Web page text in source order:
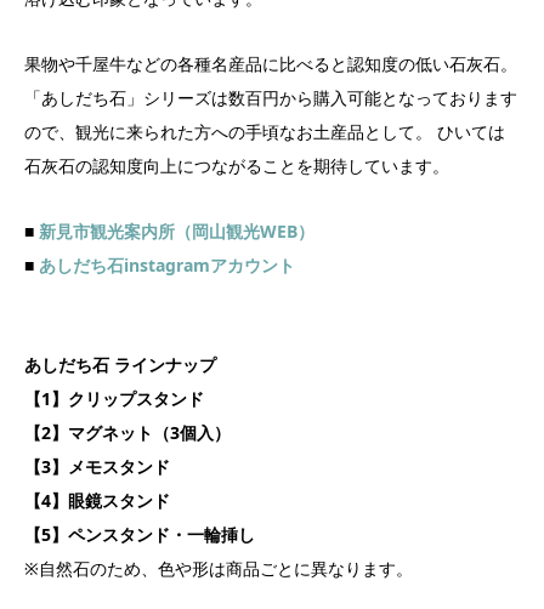
果物や千屋牛などの各種名産品に比べると認知度の低い石灰石。
「あしだち石」シリーズは数百円から購入可能となっております
ので、観光に来られた方への手頃なお土産品として。 ひいては
石灰石の認知度向上につながることを期待しています。
■ 新見市観光案内所（岡山観光WEB）
■ あしだち石instagramアカウント
あしだち石 ラインナップ
【1】クリップスタンド
【2】マグネット（3個入）
【3】メモスタンド
【4】眼鏡スタンド
【5】ペンスタンド・一輪挿し
※自然石のため、色や形は商品ごとに異なります。